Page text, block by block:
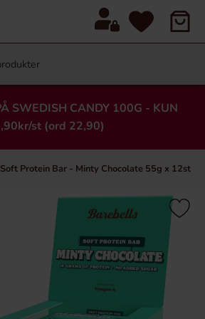
SWEDISH CANDY 100G - KUN
st (ord 22,90)
Protein Bar - Minty Chocolate 55g x 12st
Heading
×